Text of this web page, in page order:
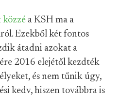
közzé a KSH ma a
Ezekből két fontos
átadni azokat a
2016 elejétől kezdték
és nem tűnik úgy,
kedv, hiszen továbbra is